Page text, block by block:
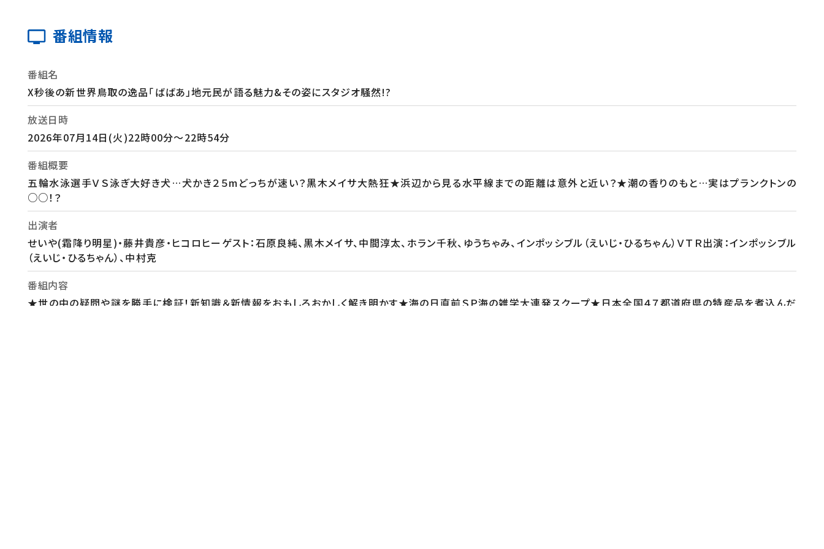
番組情報
番組名
X秒後の新世界鳥取の逸品「ばばあ」地元民が語る魅力&その姿にスタジオ騒然!?
放送日時
2026年07月14日(火)22時00分～22時54分
番組概要
五輪水泳選手ＶＳ泳ぎ大好き犬…犬かき２５mどっちが速い？黒木メイサ大熱狂★浜辺から見る水平線までの距離は意外と近い？★潮の香りのもと…実はプランクトンの
○○！？
出演者
せいや(霜降り明星)・藤井貴彦・ヒコロヒーゲスト：石原良純、黒木メイサ、中間淳太、ホラン千秋、ゆうちゃみ、インポッシブル（えいじ・ひるちゃん）ＶＴＲ出演：インポッシブル
（えいじ・ひるちゃん）、中村克
番組内容
★世の中の疑問や謎を勝手に検証！新知識＆新情報をおもしろおかしく解き明かす★海の日直前ＳＰ海の雑学大連発スクープ★日本全国４７都道府県の特産品を煮込んだ